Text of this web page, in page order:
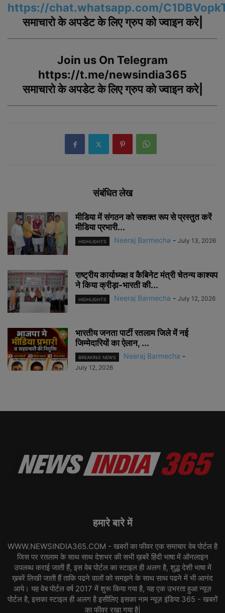
https://chat.whatsapp.com/
समाचारोके अपडेटकेलिएग्रुपकोज्वाइनकरे|
Join us On Telegram
https://t.me/newsindia365
समाचारोकेअपडेटकेलिएग्रुपकोज्वाइनकरे|
संबंधित लेख
मीडिया में संगठन को सशक्त रूप से प्रस्तुत करें
मीडिया प्रभारी...
HIGHLIGHTS Neeraj Barmecha - July 13, 2026
राष्ट्रीय कार्याध्यक्ष व कैबिनेट मंत्री चेतन्य काश्यप
ने किया क्रीड़ा-भारती की...
HIGHLIGHTS Neeraj Barmecha - July 12, 2026
भारतीय जनता पार्टी रतलाम जिले में नई
जिम्मेदारियों का ऐलान, ...
BREAKING NEWS Neeraj Barmecha -
July 12, 2026
हमारे बारे में
WWW.NEWSINDIA365.COM - खबरों का फीवर एक समाचार वेब पोर्टल है
जिस पर रतलाम के साथ साथ देशभर की सभी ख़बरें हिंदी भाषा में ऑनलाइन
उपलब्ध कराई जाती हैं, इस वेब पोर्टल का स्टाइल ही अलग है, शुद्ध देशी भाषा में
ख़बरें लिखी जाती हैं ताकि पढने वालों को समझने के साथ साथ पढने में भी आनंद
आये। यह वेब पोर्टल वर्ष 2017 में शुरू किया गया है, यह एक उभरता हुआ न्यूज़
पोर्टल है, इसका स्टाइल ही अलग है इसीलिए इसका नाम न्यूज़ इंडिया 365 - खबरों
का फीवर रखा गया है|